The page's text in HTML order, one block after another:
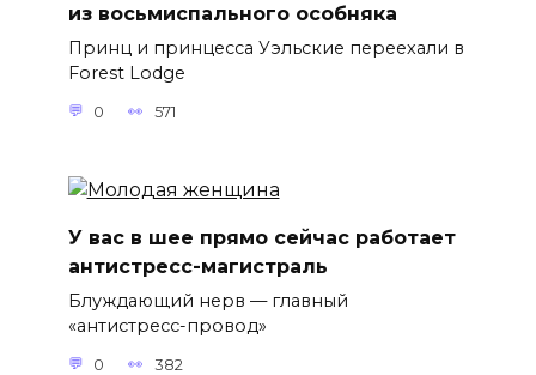
из восьмиспального особняка
Принц и принцесса Уэльские переехали в
Forest Lodge
0 571
У вас в шее прямо сейчас работает
антистресс-магистраль
Блуждающий нерв — главный
«антистресс-провод»
0 382